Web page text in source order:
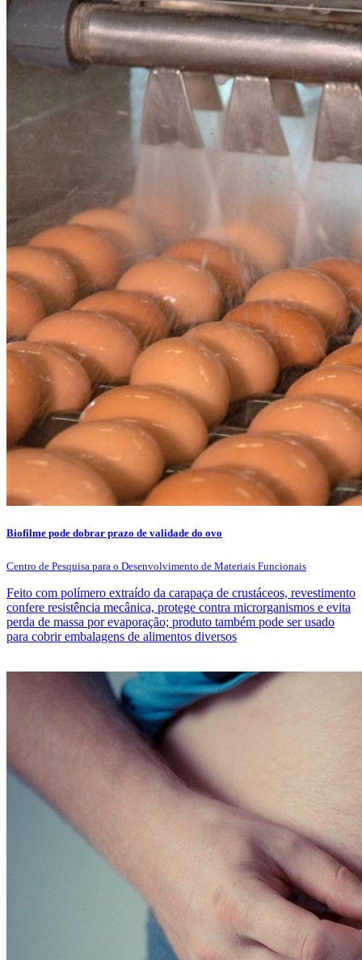
Biofilme pode dobrar prazo de validade do ovo
Centro de Pesquisa para o Desenvolvimento de Materiais Funcionais
Feito com polímero extraído da carapaça de crustáceos, revestimento
confere resistência mecânica, protege contra microrganismos e evita
perda de massa por evaporação; produto também pode ser usado
para cobrir embalagens de alimentos diversos